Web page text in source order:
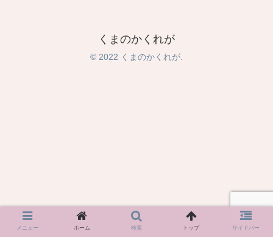
くまのかくれが
© 2022 くまのかくれが.
メニュー ホーム 検索 トップ サイドバー